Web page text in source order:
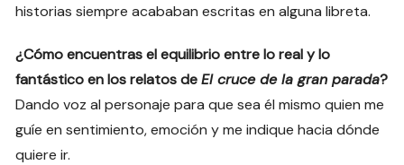
historias siempre acababan escritas en alguna libreta.
¿Cómo encuentras el equilibrio entre lo real y lo
fantástico en los relatos deEl cruce de la gran parada?
Dando voz al personaje para que sea él mismo quien me
guíe en sentimiento, emoción y me indique hacia dónde
quiere ir.